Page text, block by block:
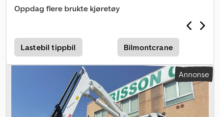
Oppdag flere brukte kjøretøy
Lastebil tippbil Bilmontcrane
Annonse